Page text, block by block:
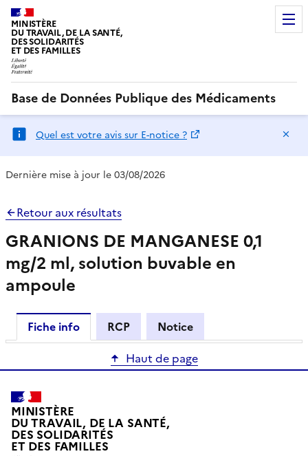
MINISTÈRE
DU TRAVAIL, DE LA SANTÉ,
DES SOLIDARITÉS
ET DES FAMILLES
Base de Données Publique des Médicaments
Quel est votre avis sur E-notice ?
Dernière mise à jour le 03/08/2026
Retour aux résultats
GRANIONS DE MANGANESE 0,1
mg/2 ml, solution buvable en
ampoule
Fiche info RCP
Notice
Haut de page
MINISTÈRE
DU TRAVAIL, DE LA SANTÉ,
DES SOLIDARITÉS
ET DES FAMILLES